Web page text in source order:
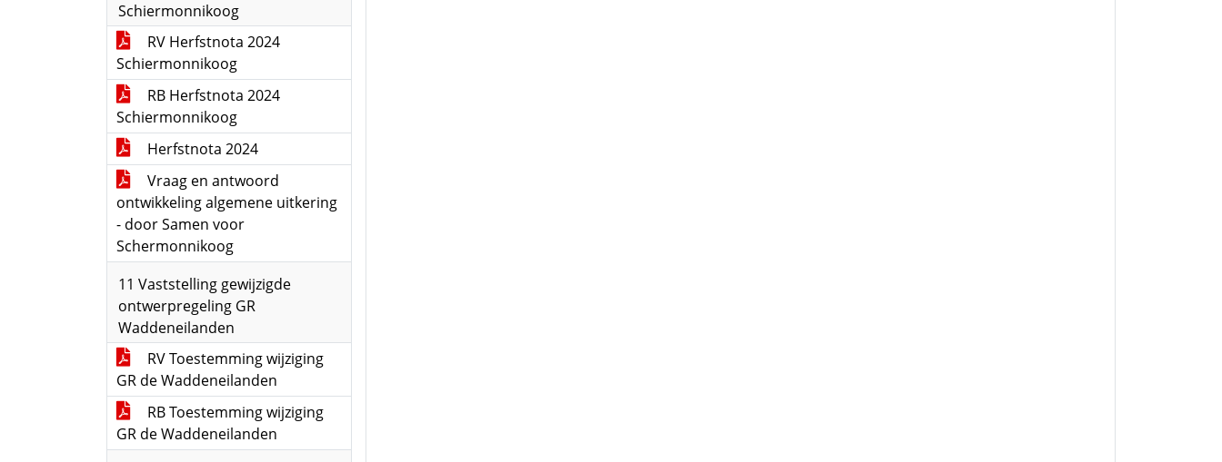
Schiermonnikoog
RV Herfstnota 2024
Schiermonnikoog
RB Herfstnota 2024
Schiermonnikoog
Herfstnota 2024
Vraag en antwoord
ontwikkeling algemene uitkering
- door Samen voor
Schermonnikoog
11 Vaststelling gewijzigde
ontwerpregeling GR
Waddeneilanden
RV Toestemming wijziging
GR de Waddeneilanden
RB Toestemming wijziging
GR de Waddeneilanden